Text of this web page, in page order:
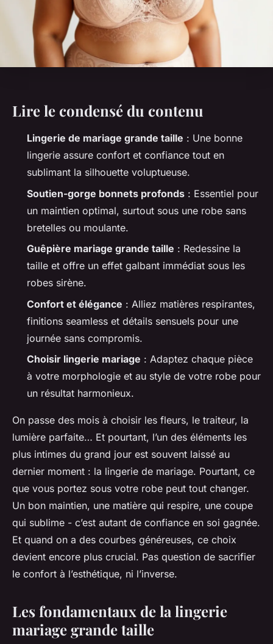
Lire le condensé du contenu
Lingerie de mariage grande taille : Une bonne
lingerie assure confort et confiance tout en
sublimant la silhouette voluptueuse.
Soutien-gorge bonnets profonds : Essentiel pour
un maintien optimal, surtout sous une robe sans
bretelles ou moulante.
Guêpière mariage grande taille : Redessine la
taille et offre un effet galbant immédiat sous les
robes sirène.
Confort et élégance : Alliez matières respirantes,
finitions seamless et détails sensuels pour une
journée sans compromis.
Choisir lingerie mariage : Adaptez chaque pièce
à votre morphologie et au style de votre robe pour
un résultat harmonieux.
On passe des mois à choisir les fleurs, le traiteur, la
lumière parfaite… Et pourtant, l’un des éléments les
plus intimes du grand jour est souvent laissé au
dernier moment : la lingerie de mariage. Pourtant, ce
que vous portez sous votre robe peut tout changer.
Un bon maintien, une matière qui respire, une coupe
qui sublime - c’est autant de confiance en soi gagnée.
Et quand on a des courbes généreuses, ce choix
devient encore plus crucial. Pas question de sacrifier
le confort à l’esthétique, ni l’inverse.
Les fondamentaux de la lingerie
mariage grande taille